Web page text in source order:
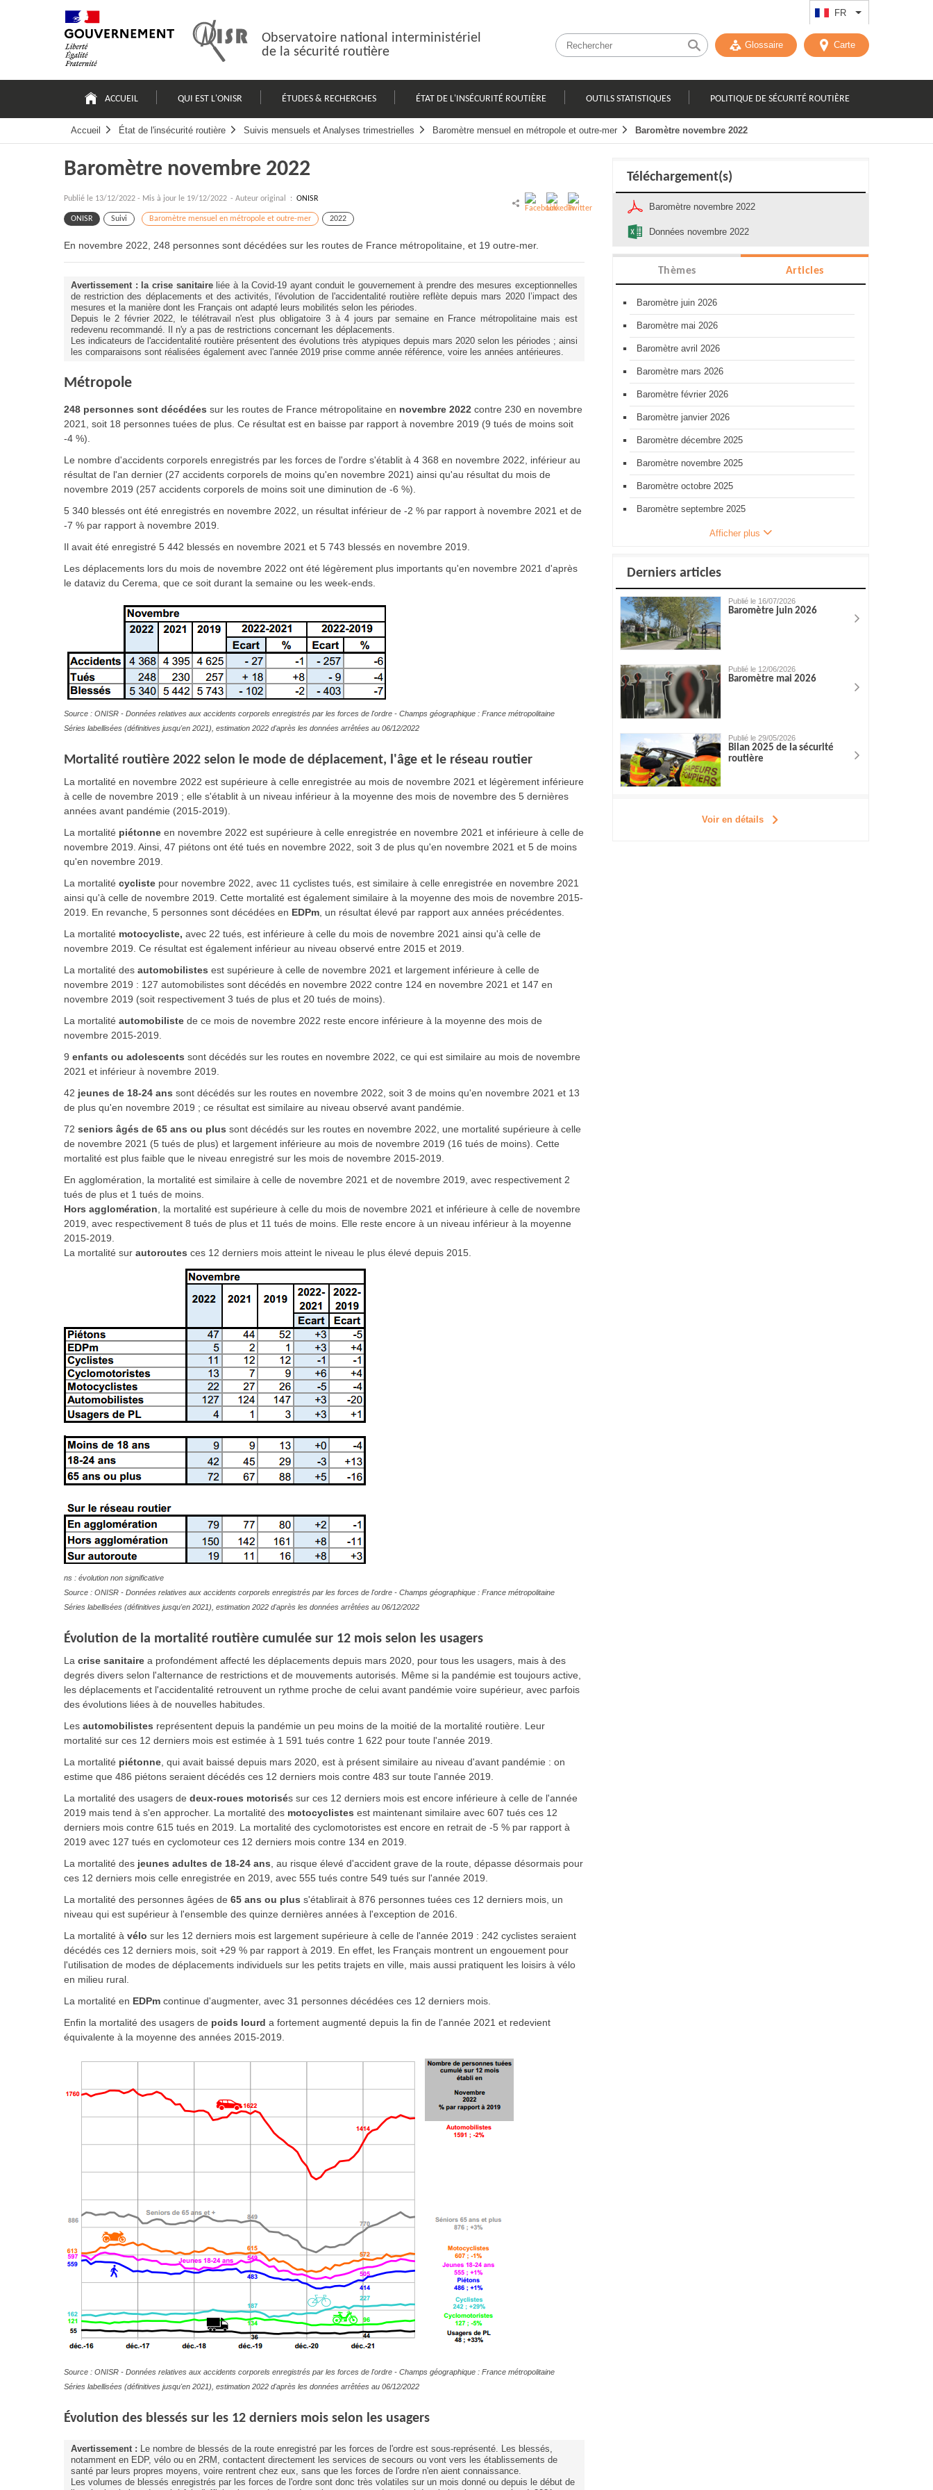
FR Lister les actions
Observatoire national interministériel
de la sécurité routière
Glossaire Carte
principale
ACCUEIL QUI EST L'ONISR ÉTUDES & RECHERCHES ÉTAT DE L'INSÉCURITÉ ROUTIÈRE OUTILS STATISTIQUES POLITIQUE DE SÉCURITÉ ROUTIÈRE
Accueil État de l'insécurité routière Suivis mensuels et Analyses trimestrielles Baromètre mensuel en métropole et outre-mer Baromètre novembre 2022
Baromètre novembre 2022
Publié le 13/12/2022 - Mis à jour le 19/12/2022 - Auteur original : ONISR
ONISR Suivi Baromètre mensuel en métropole et outre-mer 2022
En novembre 2022, 248 personnes sont décédées sur les routes de France métropolitaine, et 19 outre-mer.
Avertissement : la crise sanitaire liée à la Covid-19 ayant conduit le gouvernement à prendre des mesures exceptionnelles
de restriction des déplacements et des activités, l'évolution de l'accidentalité routière reflète depuis mars 2020 l’impact des
mesures et la manière dont les Français ont adapté leurs mobilités selon les périodes.
Depuis le 2 février 2022, le télétravail n'est plus obligatoire 3 à 4 jours par semaine en France métropolitaine mais est
redevenu recommandé. Il n'y a pas de restrictions concernant les déplacements.
Les indicateurs de l'accidentalité routière présentent des évolutions très atypiques depuis mars 2020 selon les périodes ; ainsi
les comparaisons sont réalisées également avec l'année 2019 prise comme année référence, voire les années antérieures.
Métropole
248 personnes sont décédées sur les routes de France métropolitaine en novembre 2022 contre 230 en novembre
2021, soit 18 personnes tuées de plus. Ce résultat est en baisse par rapport à novembre 2019 (9 tués de moins soit
-4 %).
Le nombre d'accidents corporels enregistrés par les forces de l'ordre s'établit à 4 368 en novembre 2022, inférieur au
résultat de l'an dernier (27 accidents corporels de moins qu'en novembre 2021) ainsi qu'au résultat du mois de
novembre 2019 (257 accidents corporels de moins soit une diminution de -6 %).
5 340 blessés ont été enregistrés en novembre 2022, un résultat inférieur de -2 % par rapport à novembre 2021 et de
-7 % par rapport à novembre 2019.
Il avait été enregistré 5 442 blessés en novembre 2021 et 5 743 blessés en novembre 2019.
Les déplacements lors du mois de novembre 2022 ont été légèrement plus importants qu'en novembre 2021 d'après
le dataviz du Cerema que ce soit durant la semaine ou les week-ends.
Source : ONISR - Données relatives aux accidents corporels enregistrés par les forces de l'ordre - Champs géographique : France métropolitaine
Séries labellisées (définitives jusqu'en 2021), estimation 2022 d'après les données arrêtées au 06/12/2022
Mortalité routière 2022 selon le mode de déplacement, l'âge et le réseau routier
La mortalité en novembre 2022 est supérieure à celle enregistrée au mois de novembre 2021 et légèrement inférieure
à celle de novembre 2019 ; elle s'établit à un niveau inférieur à la moyenne des mois de novembre des 5 dernières
années avant pandémie (2015-2019).
La mortalité piétonne en novembre 2022 est supérieure à celle enregistrée en novembre 2021 et inférieure à celle de
novembre 2019. Ainsi, 47 piétons ont été tués en novembre 2022, soit 3 de plus qu'en novembre 2021 et 5 de moins
qu'en novembre 2019.
La mortalité cycliste pour novembre 2022, avec 11 cyclistes tués, est similaire à celle enregistrée en novembre 2021
ainsi qu'à celle de novembre 2019. Cette mortalité est également similaire à la moyenne des mois de novembre 2015-
2019. En revanche, 5 personnes sont décédées en EDPm , un résultat élevé par rapport aux années précédentes.
La mortalité motocycliste, avec 22 tués, est inférieure à celle du mois de novembre 2021 ainsi qu'à celle de
novembre 2019. Ce résultat est également inférieur au niveau observé entre 2015 et 2019.
La mortalité des automobilistes est supérieure à celle de novembre 2021 et largement inférieure à celle de
novembre 2019 : 127 automobilistes sont décédés en novembre 2022 contre 124 en novembre 2021 et 147 en
novembre 2019 (soit respectivement 3 tués de plus et 20 tués de moins).
La mortalité automobiliste de ce mois de novembre 2022 reste encore inférieure à la moyenne des mois de
novembre 2015-2019.
9 enfants ou adolescents sont décédés sur les routes en novembre 2022, ce qui est similaire au mois de novembre
2021 et inférieur à novembre 2019.
42 jeunes de 18-24 ans sont décédés sur les routes en novembre 2022, soit 3 de moins qu'en novembre 2021 et 13
de plus qu'en novembre 2019 ; ce résultat est similaire au niveau observé avant pandémie.
72 seniors âgés de 65 ans ou plus sont décédés sur les routes en novembre 2022, une mortalité supérieure à celle
de novembre 2021 (5 tués de plus) et largement inférieure au mois de novembre 2019 (16 tués de moins). Cette
mortalité est plus faible que le niveau enregistré sur les mois de novembre 2015-2019.
En agglomération , la mortalité est similaire à celle de novembre 2021 et de novembre 2019, avec respectivement 2
tués de plus et 1 tués de moins.
Hors agglomération , la mortalité est supérieure à celle du mois de novembre 2021 et inférieure à celle de novembre
2019, avec respectivement 8 tués de plus et 11 tués de moins. Elle reste encore à un niveau inférieur à la moyenne
2015-2019.
La mortalité sur autoroutes ces 12 derniers mois atteint le niveau le plus élevé depuis 2015.
ns : évolution non significative
Source : ONISR - Données relatives aux accidents corporels enregistrés par les forces de l'ordre - Champs géographique : France métropolitaine
Séries labellisées (définitives jusqu'en 2021), estimation 2022 d'après les données arrêtées au 06/12/2022
Évolution de la mortalité routière cumulée sur 12 mois selon les usagers
La crise sanitaire a profondément affecté les déplacements depuis mars 2020, pour tous les usagers, mais à des
degrés divers selon l'alternance de restrictions et de mouvements autorisés. Même si la pandémie est toujours active,
les déplacements et l'accidentalité retrouvent un rythme proche de celui avant pandémie voire supérieur, avec parfois
des évolutions liées à de nouvelles habitudes.
Les automobilistes représentent depuis la pandémie un peu moins de la moitié de la mortalité routière. Leur
mortalité sur ces 12 derniers mois est estimée à 1 591 tués contre 1 622 pour toute l'année 2019.
La mortalité piétonne , qui avait baissé depuis mars 2020, est à présent similaire au niveau d'avant pandémie : on
estime que 486 piétons seraient décédés ces 12 derniers mois contre 483 sur toute l'année 2019.
La mortalité des usagers de deux-roues motorisés sur ces 12 derniers mois est encore inférieure à celle de l'année
2019 mais tend à s'en approcher. La mortalité des motocyclistes est maintenant similaire avec 607 tués ces 12
derniers mois contre 615 tués en 2019. La mortalité des cyclomotoristes est encore en retrait de -5 % par rapport à
2019 avec 127 tués en cyclomoteur ces 12 derniers mois contre 134 en 2019.
La mortalité des jeunes adultes de 18-24 ans , au risque élevé d'accident grave de la route, dépasse désormais pour
ces 12 derniers mois celle enregistrée en 2019, avec 555 tués contre 549 tués sur l'année 2019.
La mortalité des personnes âgées de 65 ans ou plus s'établirait à 876 personnes tuées ces 12 derniers mois, un
niveau qui est supérieur à l'ensemble des quinze dernières années à l'exception de 2016.
La mortalité à vélo sur les 12 derniers mois est largement supérieure à celle de l'année 2019 : 242 cyclistes seraient
décédés ces 12 derniers mois, soit +29 % par rapport à 2019. En effet, les Français montrent un engouement pour
l'utilisation de modes de déplacements individuels sur les petits trajets en ville, mais aussi pratiquent les loisirs à vélo
en milieu rural.
La mortalité en EDPm continue d'augmenter, avec 31 personnes décédées ces 12 derniers mois.
Enfin la mortalité des usagers de poids lourd a fortement augmenté depuis la fin de l'année 2021 et redevient
équivalente à la moyenne des années 2015-2019.
Source : ONISR - Données relatives aux accidents corporels enregistrés par les forces de l'ordre - Champs géographique : France métropolitaine
Séries labellisées (définitives jusqu'en 2021), estimation 2022 d'après les données arrêtées au 06/12/2022
Évolution des blessés sur les 12 derniers mois selon les usagers
Avertissement : Le nombre de blessés de la route enregistré par les forces de l'ordre est sous-représenté. Les blessés,
notamment en EDP, vélo ou en 2RM, contactent directement les services de secours ou vont vers les établissements de
santé par leurs propres moyens, voire rentrent chez eux, sans que les forces de l'ordre n'en aient connaissance.
Les volumes de blessés enregistrés par les forces de l'ordre sont donc très volatiles sur un mois donné ou depuis le début de
Téléchargement(s)
Baromètre novembre 2022
Données novembre 2022
Thèmes Articles
Baromètre juin 2026
Baromètre mai 2026
Baromètre avril 2026
Baromètre mars 2026
Baromètre février 2026
Baromètre janvier 2026
Baromètre décembre 2025
Baromètre novembre 2025
Baromètre octobre 2025
Baromètre septembre 2025
Afficher plus
Derniers articles
Publié le 16/07/2026
Baromètre juin 2026
Publié le 12/06/2026
Baromètre mai 2026
Publié le 29/05/2026
Bilan 2025 de la sécurité
routière
Voir en détails